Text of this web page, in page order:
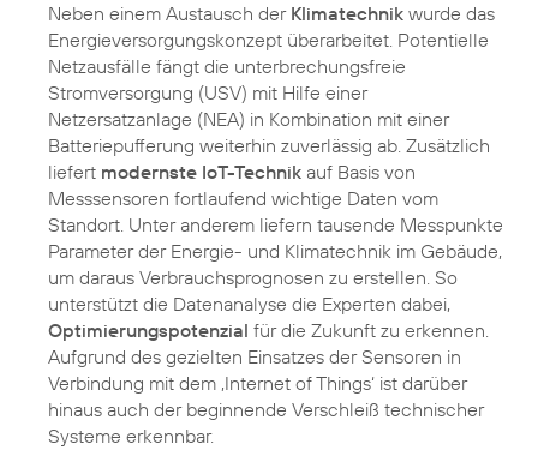
Neben einem Austausch der Klimatechnik wurde das
Energieversorgungskonzept überarbeitet. Potentielle
Netzausfälle fängt die unterbrechungsfreie
Stromversorgung (USV) mit Hilfe einer
Netzersatzanlage (NEA) in Kombination mit einer
Batteriepufferung weiterhin zuverlässig ab. Zusätzlich
liefert modernste IoT-Technik auf Basis von
Messsensoren fortlaufend wichtige Daten vom
Standort. Unter anderem liefern tausende Messpunkte
Parameter der Energie- und Klimatechnik im Gebäude,
um daraus Verbrauchsprognosen zu erstellen. So
unterstützt die Datenanalyse die Experten dabei,
Optimierungspotenzial für die Zukunft zu erkennen.
Aufgrund des gezielten Einsatzes der Sensoren in
Verbindung mit dem ‚Internet of Things‘ ist darüber
hinaus auch der beginnende Verschleiß technischer
Systeme erkennbar.